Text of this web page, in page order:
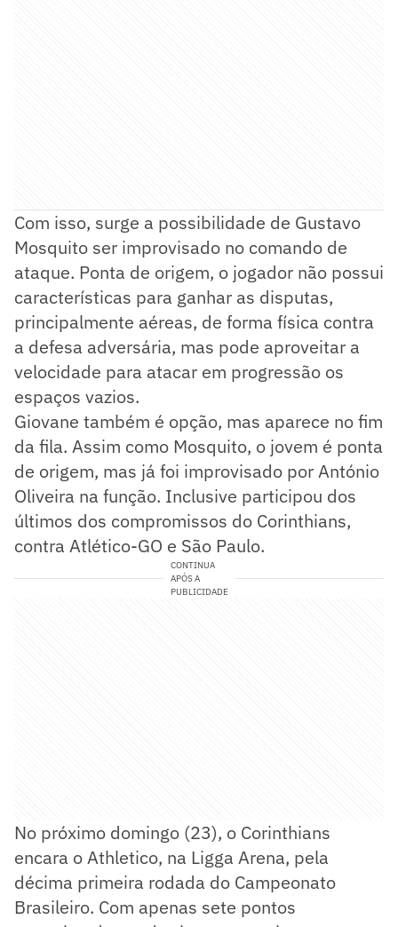
Com isso, surge a possibilidade de Gustavo
Mosquito ser improvisado no comando de
ataque. Ponta de origem, o jogador não possui
características para ganhar as disputas,
principalmente aéreas, de forma física contra
a defesa adversária, mas pode aproveitar a
velocidade para atacar em progressão os
espaços vazios.
Giovane também é opção, mas aparece no fim
da fila. Assim como Mosquito, o jovem é ponta
de origem, mas já foi improvisado por António
Oliveira na função. Inclusive participou dos
últimos dos compromissos do Corinthians,
contra Atlético-GO e São Paulo.
CONTINUA
APÓS A
PUBLICIDADE
No próximo domingo (23), o Corinthians
encara o Athletico, na Ligga Arena, pela
décima primeira rodada do Campeonato
Brasileiro. Com apenas sete pontos